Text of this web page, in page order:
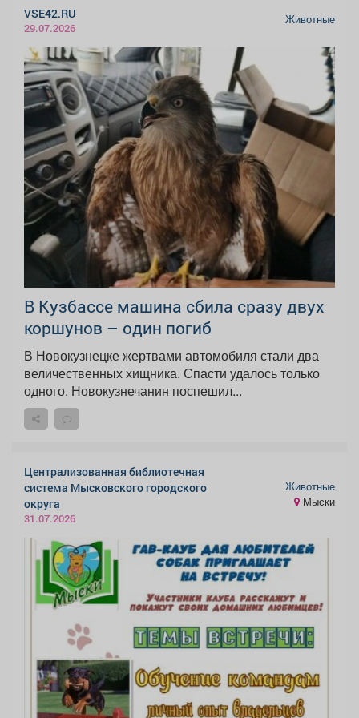
VSE42.RU
29.07.2026
Животные
В Кузбассе машина сбила сразу двух
коршунов – один погиб
В Новокузнецке жертвами автомобиля стали два
величественных хищника. Спасти удалось только
одного. Новокузнечанин поспешил...
Централизованная библиотечная
система Мысковского городского
округа
31.07.2026
Животные
Мыски